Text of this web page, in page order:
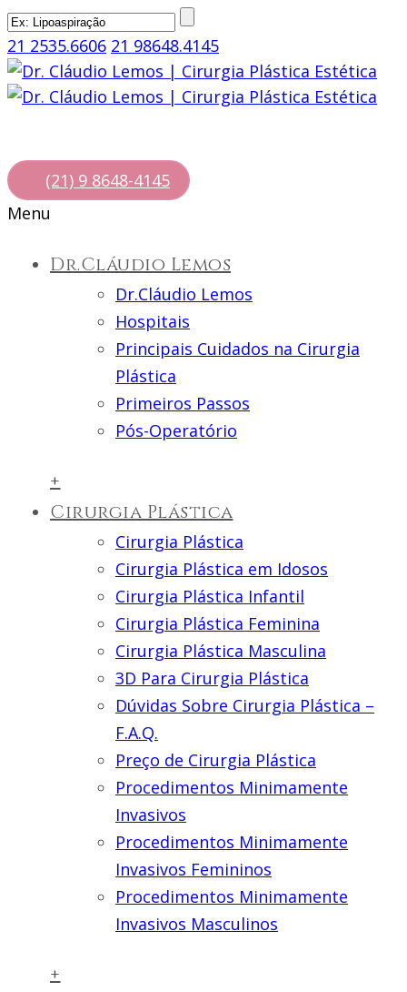
21 2535.6606 21 98648.4145
(21) 9 8648-4145
Menu
Dr.Cláudio Lemos
Dr.Cláudio Lemos
Hospitais
Principais Cuidados na Cirurgia
Plástica
Primeiros Passos
Pós-Operatório
+
Cirurgia Plástica
Cirurgia Plástica
Cirurgia Plástica em Idosos
Cirurgia Plástica Infantil
Cirurgia Plástica Feminina
Cirurgia Plástica Masculina
3D Para Cirurgia Plástica
Dúvidas Sobre Cirurgia Plástica –
F.A.Q.
Preço de Cirurgia Plástica
Procedimentos Minimamente
Invasivos
Procedimentos Minimamente
Invasivos Femininos
Procedimentos Minimamente
Invasivos Masculinos
+